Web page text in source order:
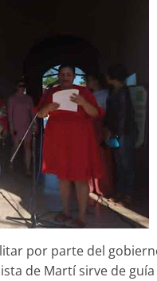
por parte del
de Martí sirve de